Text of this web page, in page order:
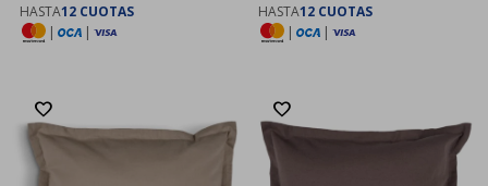
HASTA12 CUOTAS
|
|
HASTA12 CUOTAS
|
|